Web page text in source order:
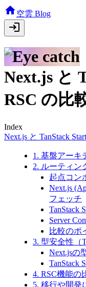
空雲 Blog
Next.js と
RSC の比
Index
Next.js と TanStack
1. 基盤アーキ
2. ルーティン
起点コン
Next.js
フェッチ
TanStack
Server
比較のポ
3. 型安全性（
Next.jsの
TanStack
4. RSC機能の
5. 移行や開発